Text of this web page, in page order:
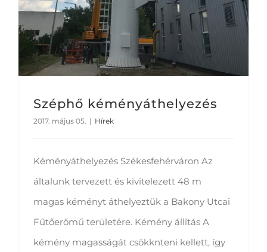
Széphő kéményáthelyezés
2017. május 05. | Hírek
Kéményáthelyezés Székesfehérváron Az
általunk tervezett és kivitelezett 48 m
magas kéményt áthelyeztük a Bakony Utcai
Fűtőerőmű területére. Kémény állítás A
kémény magasságát csökknteni kellett, így